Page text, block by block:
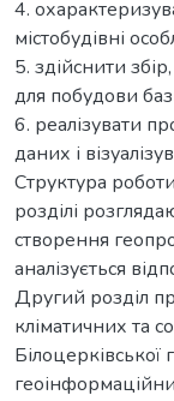
4.
містобудівні
5. здійснити
для побудови
6. реалізувати
даних і
Структура
розділі
створення
аналізується
Другий розділ
кліматичних та